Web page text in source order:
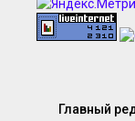
Главный